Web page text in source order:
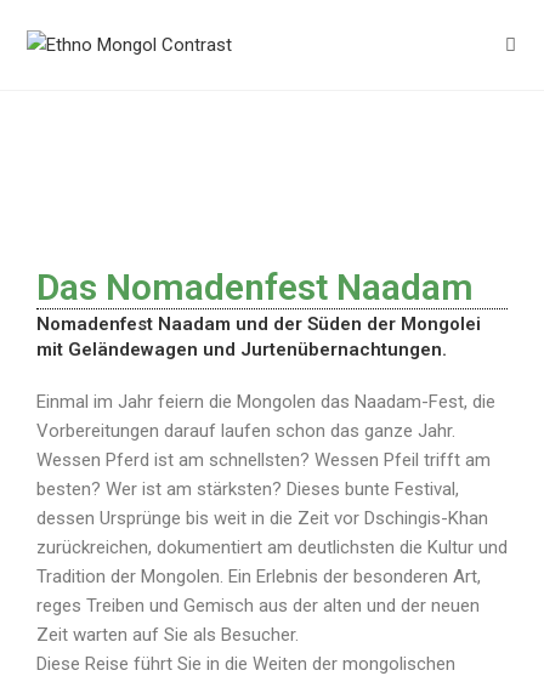
Das Nomadenfest Naadam
Nomadenfest Naadam und der Süden der Mongolei
mit Geländewagen und Jurtenübernachtungen.
Einmal im Jahr feiern die Mongolen das Naadam-Fest, die
Vorbereitungen darauf laufen schon das ganze Jahr.
Wessen Pferd ist am schnellsten? Wessen Pfeil trifft am
besten? Wer ist am stärksten? Dieses bunte Festival,
dessen Ursprünge bis weit in die Zeit vor Dschingis-Khan
zurückreichen, dokumentiert am deutlichsten die Kultur und
Tradition der Mongolen. Ein Erlebnis der besonderen Art,
reges Treiben und Gemisch aus der alten und der neuen
Zeit warten auf Sie als Besucher.
Diese Reise führt Sie in die Weiten der mongolischen